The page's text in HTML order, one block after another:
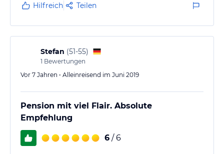
Hilfreich Teilen
Stefan (51-55)
1 Bewertungen
Vor 7 Jahren • Alleinreisend im Juni 2019
Pension mit viel Flair. Absolute
Empfehlung
6 / 6